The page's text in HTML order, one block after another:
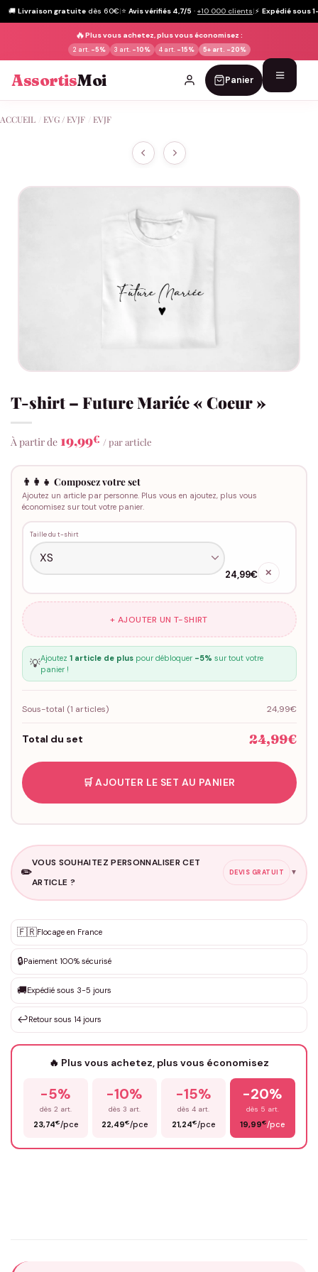
🚚 Livraison gratuite dès 60€|⭐ Avis vérifiés 4,7/5 · +10 000 clients|⚡ Expédié sous
🔥Plus vous achetez, plus vous économisez :
2 art. -5% 3 art. -10% 4 art. -15% 5+ art. -20%
AssortisMoi Panier
au
ACCUEIL EVG / EVJF EVJF
T-shirt – Future Mariée « Coeur »
À partir de 19,99€ / par article
👨‍👩‍👧 Composez votre set
Ajoutez un article par personne. Plus vous en ajoutez, plus vous
économisez sur tout votre panier.
Taille du t-shirt
24,99€ ✕
+ AJOUTER UN T-SHIRT
💡Ajoutez 1 article de pluspour débloquer -5% sur tout votre
panier !
Sous-total (1 articles) 24,99€
Total du set 24,99€
🛒 AJOUTER LE SET AU PANIER
✏️
VOUS SOUHAITEZ PERSONNALISER CET
ARTICLE ?
DEVIS GRATUIT ▼
✨ Personnalisation sur mesure
DEVIS GRATUIT · Personnalisation de 3 à 10€ selon la demande
Que souhaitez-vous ?*
Votre texte / idée*
Prénom*
🇫🇷Flocage en France
🔒Paiement 100% sécurisé
🚚Expédié sous 3-5 jours
↩️Retour sous 14 jours
🔥 Plus vous achetez, plus vous économisez
-5%
dès 2 art.
23,74€/pce
-10%
dès 3 art.
22,49€/pce
-15%
dès 4 art.
21,24€/pce
-20%
dès 5 art.
19,99€/pce